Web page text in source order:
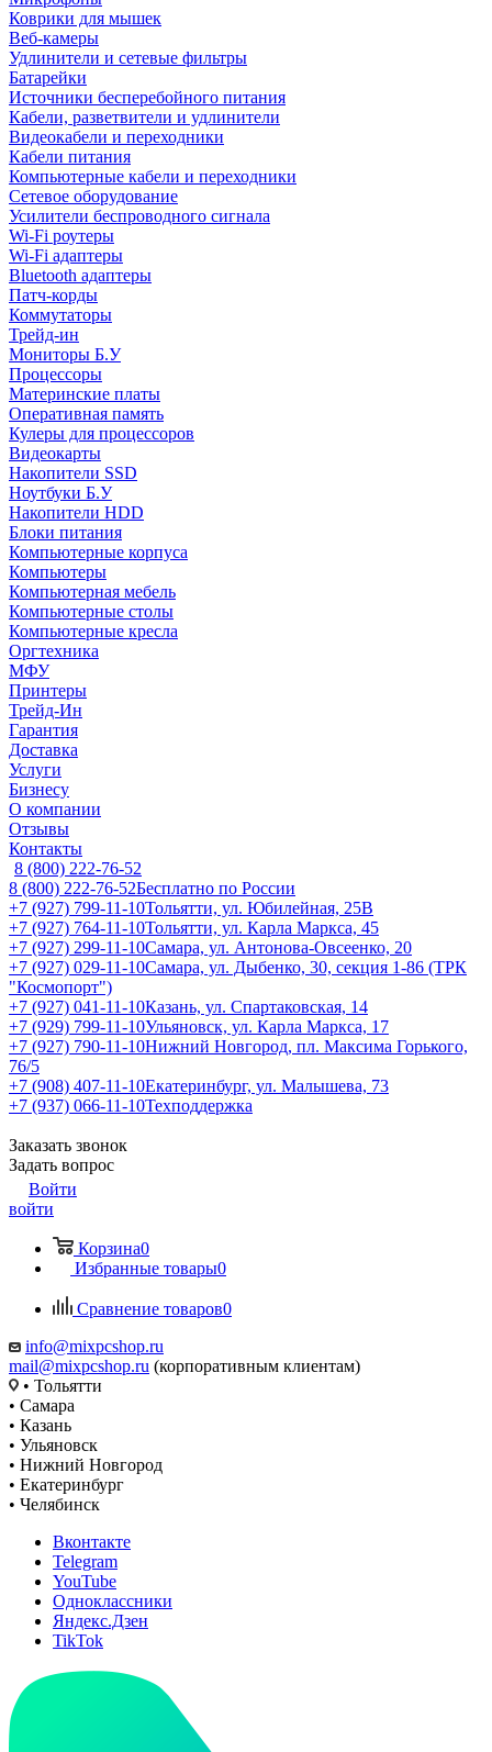
Коврики для мышек
Веб-камеры
Удлинители и сетевые фильтры
Батарейки
Источники бесперебойного питания
Кабели, разветвители и удлинители
Видеокабели и переходники
Кабели питания
Компьютерные кабели и переходники
Сетевое оборудование
Усилители беспроводного сигнала
Wi-Fi роутеры
Wi-Fi адаптеры
Bluetooth адаптеры
Патч-корды
Коммутаторы
Трейд-ин
Мониторы Б.У
Процессоры
Материнские платы
Оперативная память
Кулеры для процессоров
Видеокарты
Накопители SSD
Ноутбуки Б.У
Накопители HDD
Блоки питания
Компьютерные корпуса
Компьютеры
Компьютерная мебель
Компьютерные столы
Компьютерные кресла
Оргтехника
МФУ
Принтеры
Трейд-Ин
Гарантия
Доставка
Услуги
Бизнесу
О компании
Отзывы
Контакты
8 (800) 222-76-52
8 (800) 222-76-52Бесплатно по России
+7 (927) 799-11-10Тольятти, ул. Юбилейная, 25В
+7 (927) 764-11-10Тольятти, ул. Карла Маркса, 45
+7 (927) 299-11-10Самара, ул. Антонова-Овсеенко, 20
+7 (927) 029-11-10Самара, ул. Дыбенко, 30, секция 1-86 (ТРК
"Космопорт")
+7 (927) 041-11-10Казань, ул. Спартаковская, 14
+7 (929) 799-11-10Ульяновск, ул. Карла Маркса, 17
+7 (927) 790-11-10Нижний Новгород, пл. Максима Горького,
76/5
+7 (908) 407-11-10Екатеринбург, ул. Малышева, 73
+7 (937) 066-11-10Техподдержка
Заказать звонок
Задать вопрос
Войти
войти
Корзина0
Избранные товары0
Сравнение товаров0
info@mixpcshop.ru
mail@mixpcshop.ru (корпоративным клиентам)
• Тольятти
• Самара
• Казань
• Ульяновск
• Нижний Новгород
• Екатеринбург
• Челябинск
Вконтакте
Telegram
YouTube
Одноклассники
Яндекс.Дзен
TikTok